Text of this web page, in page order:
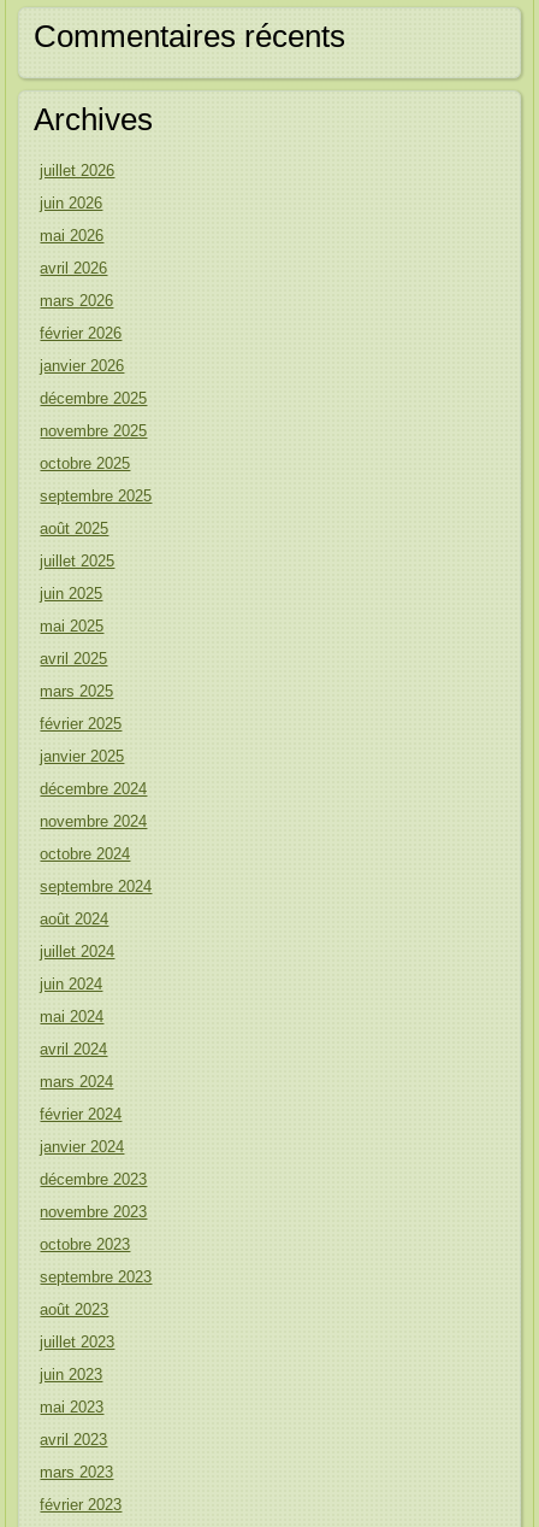
Commentaires récents
Archives
juillet 2026
juin 2026
mai 2026
avril 2026
mars 2026
février 2026
janvier 2026
décembre 2025
novembre 2025
octobre 2025
septembre 2025
août 2025
juillet 2025
juin 2025
mai 2025
avril 2025
mars 2025
février 2025
janvier 2025
décembre 2024
novembre 2024
octobre 2024
septembre 2024
août 2024
juillet 2024
juin 2024
mai 2024
avril 2024
mars 2024
février 2024
janvier 2024
décembre 2023
novembre 2023
octobre 2023
septembre 2023
août 2023
juillet 2023
juin 2023
mai 2023
avril 2023
mars 2023
février 2023